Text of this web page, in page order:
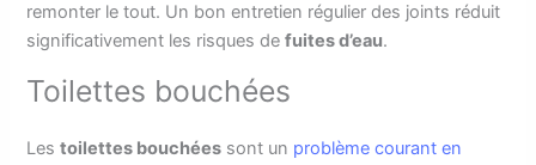
remonter le tout. Un bon entretien régulier des joints réduit
significativement les risques defuites d’eau.
Toilettes bouchées
Lestoilettes bouchées sont un problème courant en